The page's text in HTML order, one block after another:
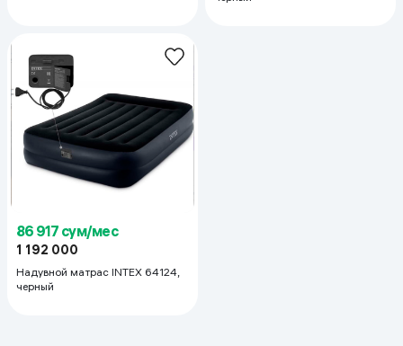
86 917 сум/мес
1 192 000
Надувной матрас INTEX 64124,
черный